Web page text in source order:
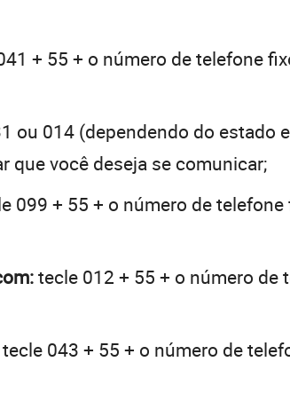
+ 55 + o número de telefone
ou 014 (dependendo do estado
que você deseja se comunicar;
099 + 55 + o número de
tecle 012 + 55 + o número de
tecle 043 + 55 + o número de